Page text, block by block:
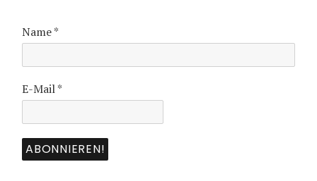
Name*
E-Mail*